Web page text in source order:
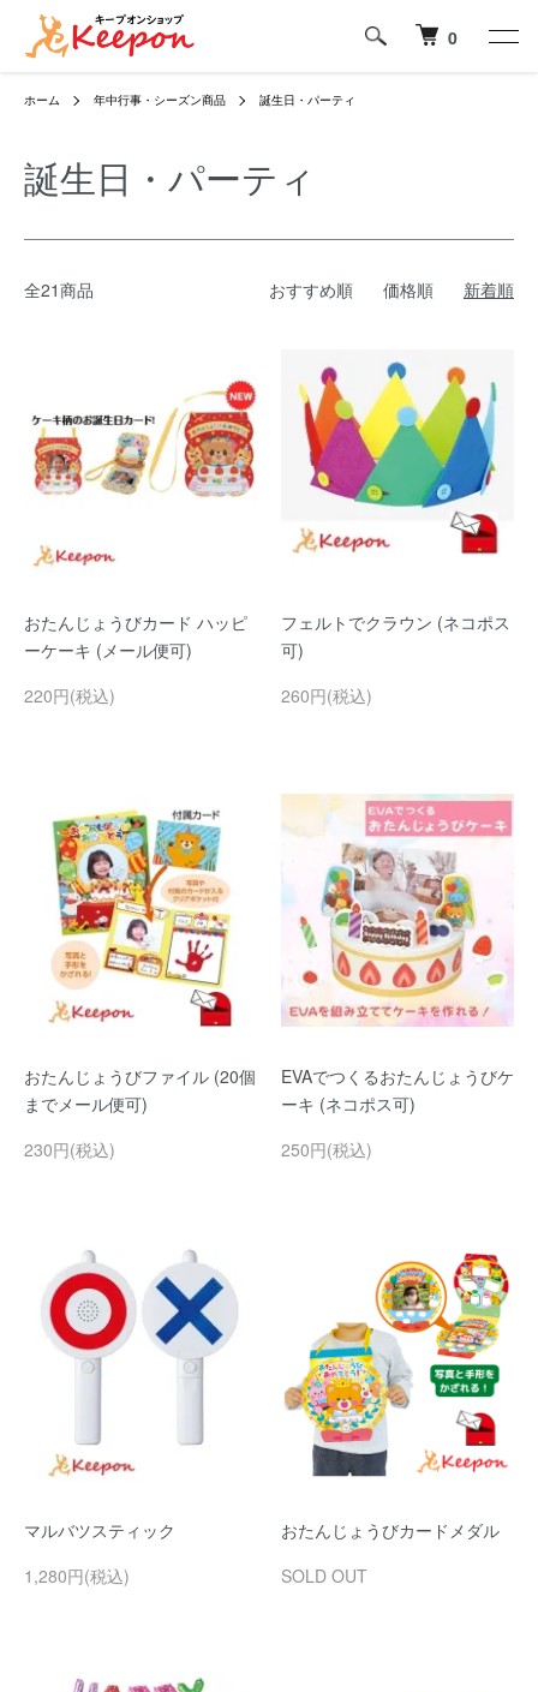
0
ホーム 年中行事・シーズン商品 誕生日・パーティ
誕生日・パーティ
全21商品 おすすめ順 価格順 新着順
おたんじょうびカード ハッピ
ーケーキ (メール便可)
220円(税込)
フェルトでクラウン (ネコポス
可)
260円(税込)
おたんじょうびファイル (20個
までメール便可)
230円(税込)
EVAでつくるおたんじょうびケ
ーキ (ネコポス可)
250円(税込)
マルバツスティック
1,280円(税込)
おたんじょうびカードメダル
SOLD OUT